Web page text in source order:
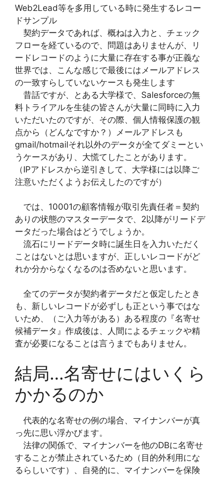
Web2Lead等を多用している時に発生するレコー
ドサンプル
契約データであれば、概ねは入力と、チェック
フローを経ているので、問題はありませんが、リ
ードレコードのように大量に存在する事が正義な
世界では、こんな感じで最後にはメールアドレス
の一致すらしていないケースも発生します
昔話ですが、とある大学様で、Salesforceの無
料トライアルを生徒の皆さんが大量に同時に入力
いただいたのですが、その際、個人情報保護の観
点から（どんなですか？）メールアドレスも
gmail/hotmailそれ以外のデータが全てダミーとい
うケースがあり、大慌てしたことがあります。
（IPアドレスから逆引きして、大学様には以降ご
注意いただくようお伝えしたのですが）
では、10001の顧客情報が取引先責任者＝契約
ありの状態のマスターデータで、2以降がリードデ
ータだった場合はどうでしょうか。
流石にリードデータ時に誕生日を入力いただく
ことはないとは思いますが、正しいレコードがど
れか分からなくなるのは否めないと思います。
全てのデータが契約者データだと仮定したとき
も、新しいレコードが必ずしも正という事ではな
いため、（ご入力等がある）ある程度の『名寄せ
候補データ』作成後は、人間によるチェックや精
査が必要になることは言うまでもありません。
結局…名寄せにはいくら
かかるのか
代表的な名寄せの例の場合、マイナンバーが真
っ先に思い浮かびます。
法律の関係で、マイナンバーを他のDBに名寄せ
することが禁止されているため（目的外利用にな
るらしいです）、自発的に、マイナンバーを保険